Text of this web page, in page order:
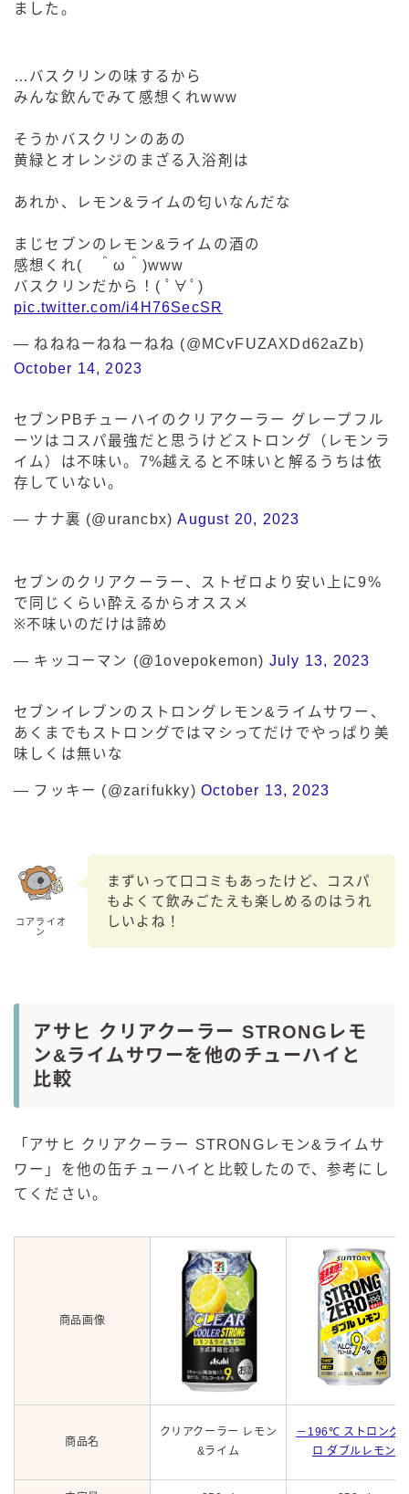
ました。
…バスクリンの味するから
みんな飲んでみて感想くれwww
そうかバスクリンのあの
黄緑とオレンジのまざる入浴剤は
あれか、レモン&ライムの匂いなんだな
まじセブンのレモン&ライムの酒の
感想くれ( ＾ω＾)www
バスクリンだから！( ﾟ∀ﾟ)
pic.twitter.com/i4H76SecSR
— ねねねーねねーねね (@MCvFUZAXDd62aZb)
October 14, 2023
セブンPBチューハイのクリアクーラー グレープフル
ーツはコスパ最強だと思うけどストロング（レモンラ
イム）は不味い。7%越えると不味いと解るうちは依
存していない。
— ナナ裏 (@urancbx)August 20, 2023
セブンのクリアクーラー、ストゼロより安い上に9%
で同じくらい酔えるからオススメ
※不味いのだけは諦め
— キッコーマン (@1ovepokemon) July 13, 2023
セブンイレブンのストロングレモン&ライムサワー、
あくまでもストロングではマシってだけでやっぱり美
味しくは無いな
— フッキー (@zarifukky) October 13, 2023
コアライオ
ン
まずいって口コミもあったけど、コスパ
もよくて飲みごたえも楽しめるのはうれ
しいよね！
アサヒ クリアクーラー STRONGレモ
ン&ライムサワーを他のチューハイと
比較
「アサヒ クリアクーラー STRONGレモン&ライムサ
ワー」を他の缶チューハイと比較したので、参考にし
てください。
商品画像
商品名
クリアクーラー レモン
&ライム
－196℃ ストロング
ロ ダブルレモン